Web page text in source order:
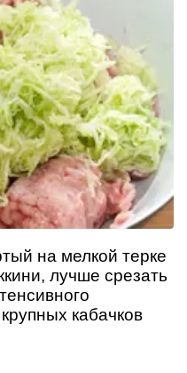
на мелкой терке
лучше срезать
кабачков